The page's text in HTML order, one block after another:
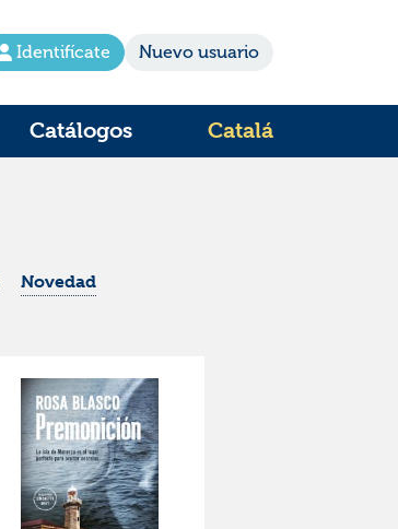
Identifícate Nuevo usuario
Catálogos Catalá
Novedad